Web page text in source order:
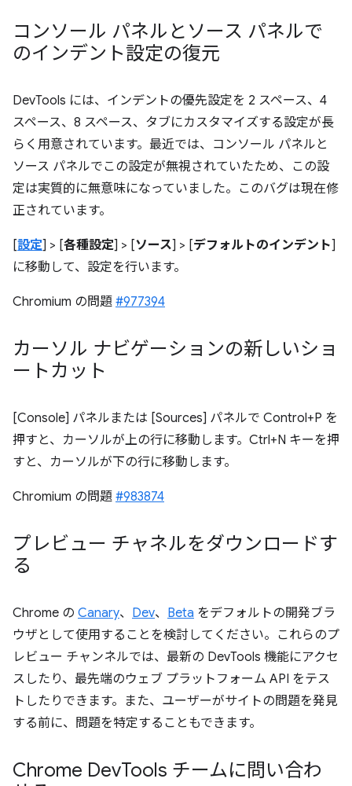
コンソール パネルとソース パネルで
のインデント設定の復元
DevTools には、インデントの優先設定を 2 スペース、4
スペース、8 スペース、タブにカスタマイズする設定が長
らく用意されています。最近では、コンソール パネルと
ソース パネルでこの設定が無視されていたため、この設
定は実質的に無意味になっていました。このバグは現在修
正されています。
[設定] > [各種設定] > [ソース] > [デフォルトのインデント]
に移動して、設定を行います。
Chromium の問題 #977394
カーソル ナビゲーションの新しいショ
ートカット
[Console] パネルまたは [Sources] パネルで Control+P を
押すと、カーソルが上の行に移動します。Ctrl+N キーを押
すと、カーソルが下の行に移動します。
Chromium の問題 #983874
プレビュー チャネルをダウンロードす
る
Chrome の Canary、 Dev、 Beta をデフォルトの開発ブラ
ウザとして使用することを検討してください。これらのプ
レビュー チャンネルでは、最新の DevTools 機能にアクセ
スしたり、最先端のウェブ プラットフォーム API をテス
トしたりできます。また、ユーザーがサイトの問題を発見
する前に、問題を特定することもできます。
Chrome DevTools チームに問い合わ